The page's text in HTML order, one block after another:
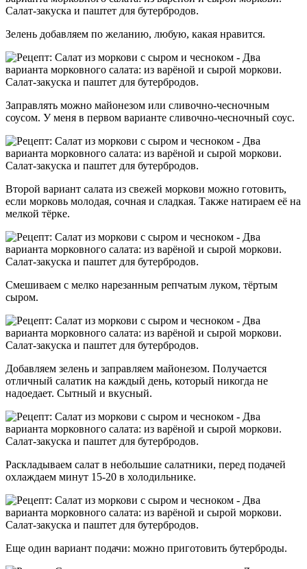
Зелень добавляем по желанию, любую, какая нравится.
Заправлять можно майонезом или сливочно-чесночным
соусом. У меня в первом варианте сливочно-чесночный соус.
Второй вариант салата из свежей моркови можно готовить,
если морковь молодая, сочная и сладкая. Также натираем её на
мелкой тёрке.
Смешиваем с мелко нарезанным репчатым луком, тёртым
сыром.
Добавляем зелень и заправляем майонезом. Получается
отличный салатик на каждый день, который никогда не
надоедает. Сытный и вкусный.
Раскладываем салат в небольшие салатники, перед подачей
охлаждаем минут 15-20 в холодильнике.
Еще один вариант подачи: можно приготовить бутерброды.